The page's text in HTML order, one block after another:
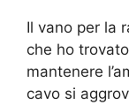
Il vano per la
che ho
mantenere
cavo si